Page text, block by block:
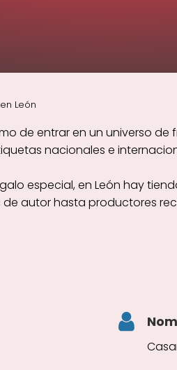
León
de entrar en un universo
nacionales e
especial, en León hay
autor hasta productores